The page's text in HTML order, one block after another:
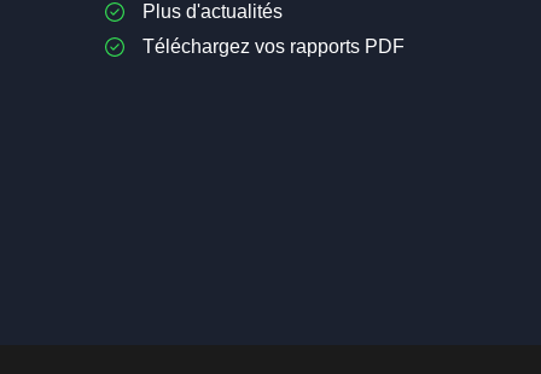
Plus d'actualités
Téléchargez vos rapports PDF